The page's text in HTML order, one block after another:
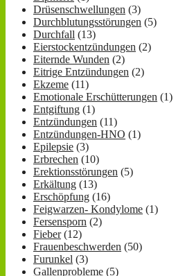
Drüsenschwellungen (3)
Durchblutungsstörungen (5)
Durchfall (13)
Eierstockentzündungen (2)
Eiternde Wunden (2)
Eitrige Entzündungen (2)
Ekzeme (11)
Emotionale Erschütterungen (1)
Entgiftung (1)
Entzündungen (11)
Entzündungen-HNO (1)
Epilepsie (3)
Erbrechen (10)
Erektionsstörungen (5)
Erkältung (13)
Erschöpfung (16)
Feigwarzen- Kondylome (1)
Fersensporn (2)
Fieber(12)
Frauenbeschwerden (50)
Furunkel (3)
Gallenprobleme (5)